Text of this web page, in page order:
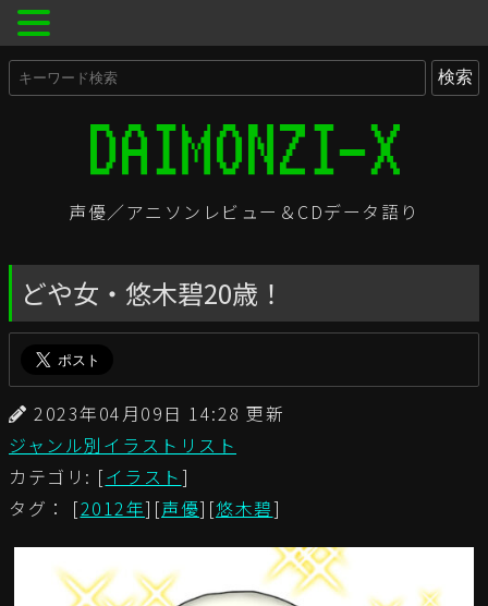
声優／アニソンレビュー＆CDデータ語り
どや女・悠木碧20歳！
2023年04月09日 14:28 更新
ジャンル別イラストリスト
カテゴリ: [イラスト]
タグ： [2012年][声優][悠木碧]